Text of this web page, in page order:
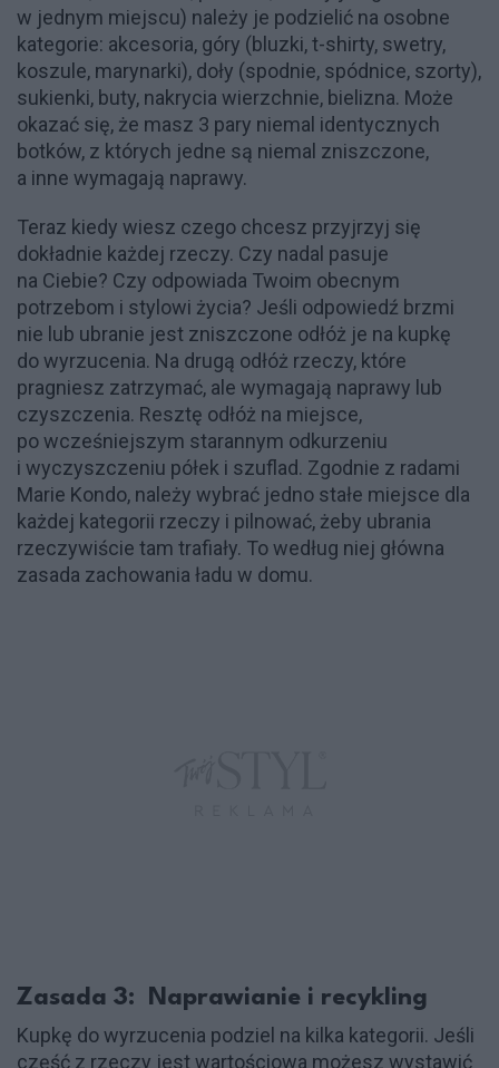
w jednym miejscu) należy je podzielić na osobne
kategorie: akcesoria, góry (bluzki, t-shirty, swetry,
koszule, marynarki), doły (spodnie, spódnice, szorty),
sukienki, buty, nakrycia wierzchnie, bielizna. Może
okazać się, że masz 3 pary niemal identycznych
botków, z których jedne są niemal zniszczone,
a inne wymagają naprawy.
Teraz kiedy wiesz czego chcesz przyjrzyj się
dokładnie każdej rzeczy. Czy nadal pasuje
na Ciebie? Czy odpowiada Twoim obecnym
potrzebom i stylowi życia? Jeśli odpowiedź brzmi
nie lub ubranie jest zniszczone odłóż je na kupkę
do wyrzucenia. Na drugą odłóż rzeczy, które
pragniesz zatrzymać, ale wymagają naprawy lub
czyszczenia. Resztę odłóż na miejsce,
po wcześniejszym starannym odkurzeniu
i wyczyszczeniu półek i szuflad. Zgodnie z radami
Marie Kondo, należy wybrać jedno stałe miejsce dla
każdej kategorii rzeczy i pilnować, żeby ubrania
rzeczywiście tam trafiały. To według niej główna
zasada zachowania ładu w domu.
Zasada 3: Naprawianie i recykling
Kupkę do wyrzucenia podziel na kilka kategorii. Jeśli
część z rzeczy jest wartościowa możesz wystawić